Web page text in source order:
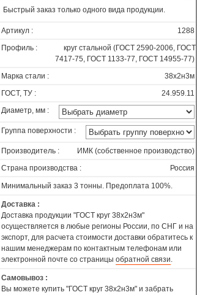
Быстрый заказ только одного вида продукции.
Артикул :
1288
Профиль :
круг стальной (ГОСТ 2590-2006, ГОСТ
7417-75, ГОСТ 1133-77, ГОСТ 14955-77)
Марка стали :
38х2н3м
ГОСТ, ТУ :
24.959.11
Диаметр, мм :
Группа поверхности :
Производитель :
ИМК (собственное производство)
Страна производства :
Россия
Минимальный заказ 3 тонны. Предоплата 100%.
Доставка :
Доставка продукции "ГОСТ круг 38х2н3м"
осуществляется в любые регионы России, по СНГ и на
экспорт, для расчета стоимости доставки обратитесь к
нашим менеджерам по контактным телефонам или
электронной почте со страницы обратной связи.
Самовывоз :
Вы можете купить "ГОСТ круг 38х2н3м" и забрать